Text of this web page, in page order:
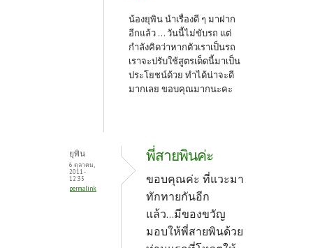
น้องยุพิน นำเรื่องดี ๆ มาฝาก
อีกแล้ว ... วันนี้ไม่ขับรถ แต่
กำลังคิดว่าหากตัวเราเป็นรถ
เราจะปรับใช้สูตรเด็ดนี้มาเป็น
ประโยชน์ด้วย ทำได้น่าจะดี
มากเลย ขอบคุณมากนะคะ
ยุพิน
6 ตุลาคม,
2011 -
12:35
permalink
พี่สายพินค่ะ
ขอบคุณค่ะ ที่แวะมา
ทักทายกันอีก
แล้ว...มีของขวัญ
มอบให้พี่สายพินด้วย